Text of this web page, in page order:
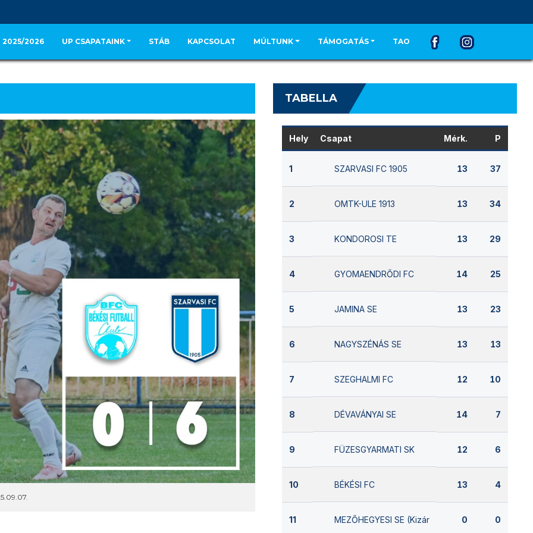
2025/2026 UP CSAPATAINK STÁB KAPCSOLAT MÚLTUNK TÁMOGATÁS TAO
TABELLA
Hely Csapat Mérk. P
1 SZARVASI FC 1905 13 37
2 OMTK-ULE 1913 13 34
3 KONDOROSI TE 13 29
4 GYOMAENDRŐDI FC 14 25
5 JAMINA SE 13 23
6 NAGYSZÉNÁS SE 13 13
7 SZEGHALMI FC 12 10
8 DÉVAVÁNYAI SE 14 7
9 FÜZESGYARMATI SK 12 6
10 BÉKÉSI FC 13 4
11 MEZŐHEGYESI SE (Kizárva) 0 0